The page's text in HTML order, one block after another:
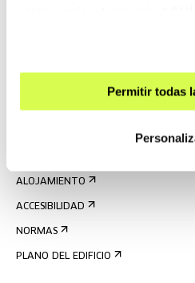
Permitir todas
CONTACTO Y HORARIOS
ALOJAMIENTO
ACCESIBILIDAD
NORMAS
PLANO DEL EDIFICIO